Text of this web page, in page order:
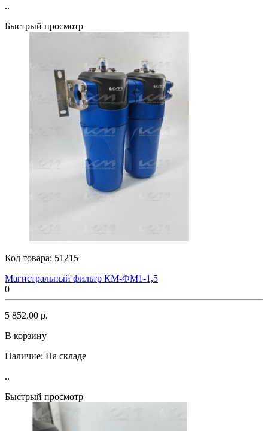
..
Быстрый просмотр
Код товара: 51215
Магистральный фильтр КМ-ФМ1-1,5
0
5 852.00 р.
В корзину
Наличие: На складе
..
Быстрый просмотр